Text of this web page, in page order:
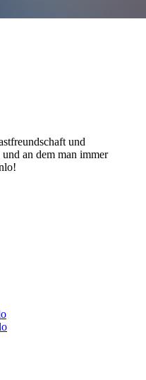
und
an dem man immer